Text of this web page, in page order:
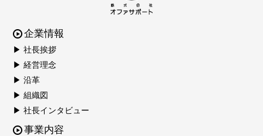
企業情報
▶ 社長挨拶
▶ 経営理念
▶ 沿革
▶ 組織図
▶ 社長インタビュー
事業内容